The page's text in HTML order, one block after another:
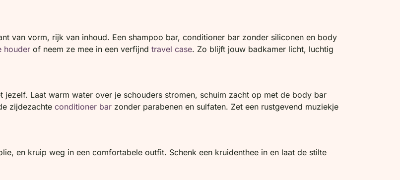
van vorm, rijk van inhoud. Een shampoo bar, conditioner bar zonder siliconen en body
houder of neem ze mee in een verfijnd travel case. Zo blijft jouw badkamer licht, luchtig
Laat warm water over je schouders stromen, schuim zacht op met de body bar
zijdezachte conditioner bar zonder parabenen en sulfaten. Zet een rustgevend muziekje
en kruip weg in een comfortabele outfit. Schenk een kruidenthee in en laat de stilte